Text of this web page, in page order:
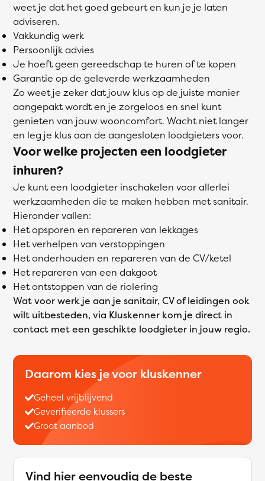
weet je dat het goed gebeurt en kun je je laten
adviseren.
Vakkundig werk
Persoonlijk advies
Je hoeft geen gereedschap te huren of te kopen
Garantie op de geleverde werkzaamheden
Zo weet je zeker dat jouw klus op de juiste manier
aangepakt wordt en je zorgeloos en snel kunt
genieten van jouw wooncomfort. Wacht niet langer
en leg je klus aan de aangesloten loodgieters voor.
Voor welke projecten een loodgieter
inhuren?
Je kunt een loodgieter inschakelen voor allerlei
werkzaamheden die te maken hebben met sanitair.
Hieronder vallen:
Het opsporen en repareren van lekkages
Het verhelpen van verstoppingen
Het onderhouden en repareren van de CV/ketel
Het repareren van een dakgoot
Het ontstoppen van de riolering
Wat voor werk je aan je sanitair, CV of leidingen ook
wilt uitbesteden, via Kluskenner kom je direct in
contact met een geschikte loodgieter in jouw regio.
Daarom kies je voor kluskenner
Geheel vrijblijvend
Geverifieerde klussers
Groot aanbod
Vind hier eenvoudig de beste